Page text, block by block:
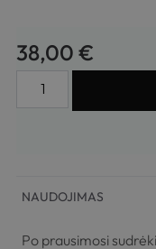
38,00€
NAUDOJIMAS
Po prausimosi